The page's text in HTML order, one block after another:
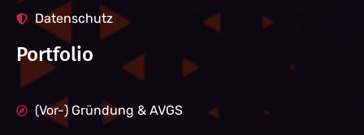
Datenschutz
Portfolio
(Vor-) Gründung & AVGS